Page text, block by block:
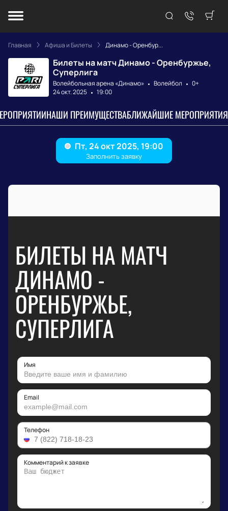
Главная Афиша и Билеты Динамо - Оренбур...
Билеты на матч Динамо - Оренбуржье,
Суперлига
Волейбольная арена «Динамо» Волейбол
0+
24 окт. 2025
19:00
НАШИ ПРЕИМУЩЕСТВАБЛИЖАЙШИЕ МЕРОПРИЯТИЯ
БИЛЕТЫ НА МАТЧ
ДИНАМО -
ОРЕНБУРЖЬЕ,
СУПЕРЛИГА
Имя
Email
Телефон
Комментарий к заявке